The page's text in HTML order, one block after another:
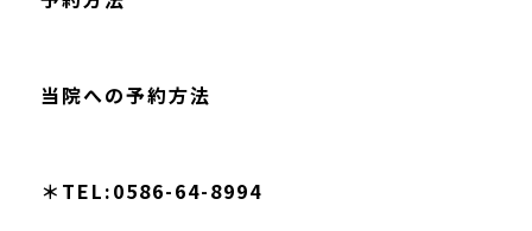
当院への予約方法
＊TEL:0586-64-8994